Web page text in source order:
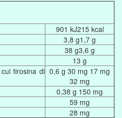
901 kJ215 kcal
3,8 g1,7 g
38 g3,6 g
13 g
tirosina di 0,6 g 30 mg 17 mg
32 mg
0,38 g 150 mg
59 mg
28 mg